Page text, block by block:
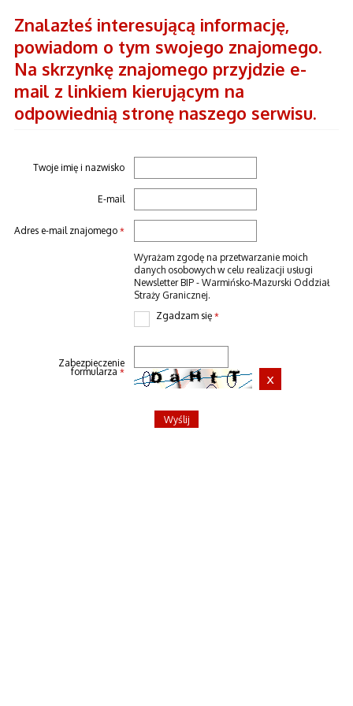
Znalazłeś interesującą informację,
powiadom o tym swojego znajomego.
Na skrzynkę znajomego przyjdzie e-
mail z linkiem kierującym na
odpowiednią stronę naszego serwisu.
Twoje imię i nazwisko
E-mail
Adres e-mail znajomego*
Wyrażam zgodę na przetwarzanie moich
danych osobowych w celu realizacji usługi
Newsletter BIP - Warmińsko-Mazurski Oddział
Straży Granicznej.
Zgadzam się*
Zabezpieczenie
formularza*